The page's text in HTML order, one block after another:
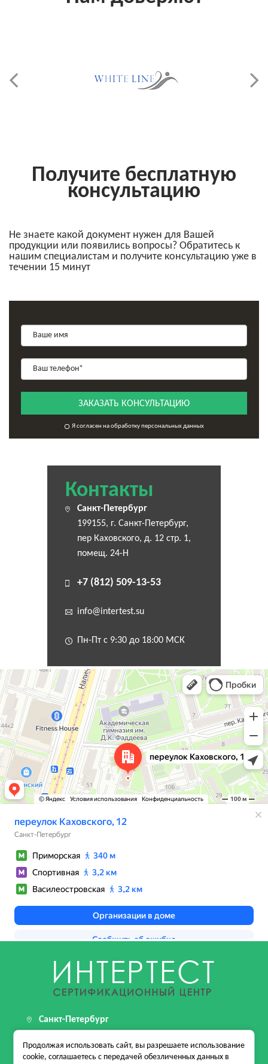
Получите бесплатную
консультацию
Не знаете какой документ нужен для Вашей
продукции или появились вопросы? Обратитесь к
нашим специалистам и получите консультацию уже в
течении 15 минут
ЗАКАЗАТЬ КОНСУЛЬТАЦИЮ
Я согласен на обработку персональных данных
Санкт‑Петербург
Переулок Каховского, 12 — Яндекс Карты
Контакты
Санкт-Петербург
199155, г. Санкт-Петербург,
пер Каховского, д. 12 стр. 1,
помещ. 24-Н
+7 (812) 509-13-53
info@intertest.su
Пн-Пт с 9:30 до 18:00 МСК
Санкт-Петербург
стр. 1, помещ. 24-Н
Продолжая использовать сайт, вы разрешаете использование
cookie, соглашаетесь с передачей обезличенных данных в